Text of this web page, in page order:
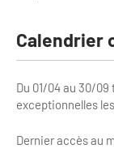
E-learning
Améliorer
Besoins et
Grands magasins
City Tours
Incentive et team
Calendrier
Du 01/04 au 30/09
exceptionnelles
Dernier accès au